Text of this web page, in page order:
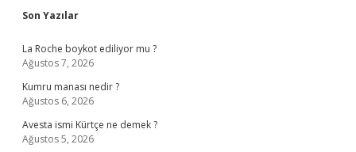
Sidebar
Son Yazılar
La Roche boykot ediliyor mu ?
Ağustos 7, 2026
Kumru manası nedir ?
Ağustos 6, 2026
Avesta ismi Kürtçe ne demek ?
Ağustos 5, 2026